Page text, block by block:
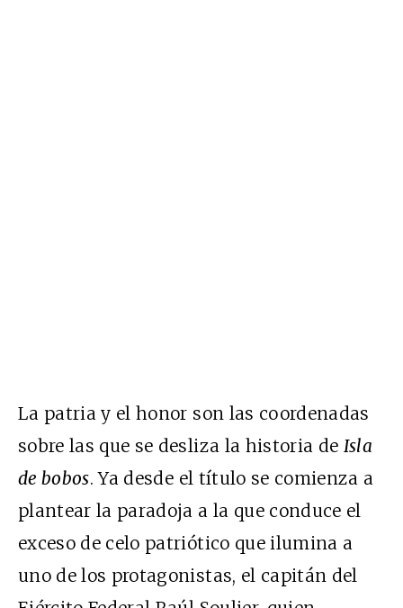
La patria y el honor son las coordenadas
sobre las que se desliza la historia de Isla
de bobos. Ya desde el título se comienza a
plantear la paradoja a la que conduce el
exceso de celo patriótico que ilumina a
uno de los protagonistas, el capitán del